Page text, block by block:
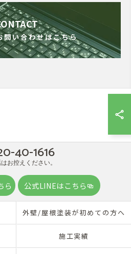
問い合わせはこちら
40-1616
お控えください。
ら 公式LINEはこちら
外壁/屋根塗装が初めての方へ
施工実績